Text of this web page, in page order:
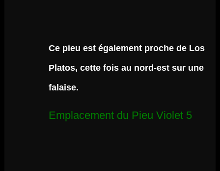
Ce pieu est également proche de Los
Platos, cette fois au nord-est sur une
falaise.
Emplacement du Pieu Violet 5